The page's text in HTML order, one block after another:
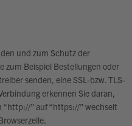
und zum Schutz der
zum Beispiel Bestellungen oder
senden, eine SSL-bzw. TLS-
erkennen Sie daran,
“http://” auf “https://” wechselt